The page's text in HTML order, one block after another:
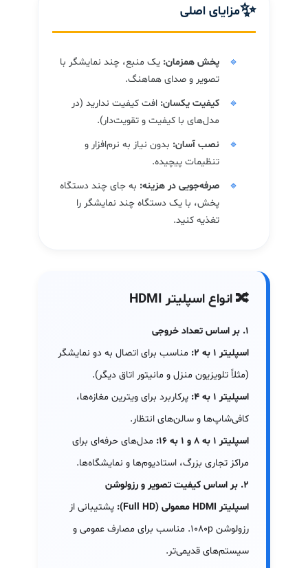
✨مزایای اصلی
پخش همزمان: یک منبع، چند نمایشگر با
تصویر و صدای هماهنگ.
کیفیت یکسان: افت کیفیت ندارید (در
مدل‌های با کیفیت و تقویت‌دار).
نصب آسان: بدون نیاز به نرم‌افزار و
تنظیمات پیچیده.
صرفه‌جویی در هزینه: به جای چند دستگاه
پخش، با یک دستگاه چند نمایشگر را
تغذیه کنید.
🔀 انواع اسپلیتر HDMI
۱. بر اساس تعداد خروجی
اسپلیتر ۱ به ۲:
مناسب برای اتصال به دو نمایشگر
(مثلاً تلویزیون منزل و مانیتور اتاق دیگر).
اسپلیتر ۱ به ۴:
پرکاربرد برای ویترین مغازه‌ها،
کافی‌شاپ‌ها و سالن‌های انتظار.
اسپلیتر ۱ به ۸ و ۱ به ۱۶:
مدل‌های حرفه‌ای برای
مراکز تجاری بزرگ، استادیوم‌ها و نمایشگاه‌ها.
۲. بر اساس کیفیت تصویر و رزولوشن
اسپلیتر HDMI معمولی (Full HD):
پشتیبانی از
رزولوشن ۱۰۸۰p. مناسب برای مصارف عمومی و
سیستم‌های قدیمی‌تر.